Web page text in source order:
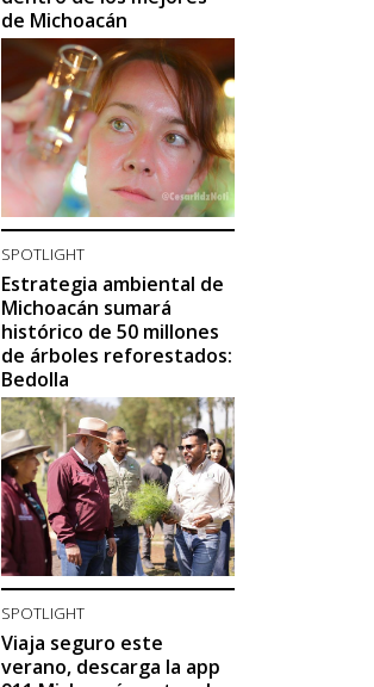
de Michoacán
SPOTLIGHT
Estrategia ambiental de
Michoacán sumará
histórico de 50 millones
de árboles reforestados:
Bedolla
SPOTLIGHT
Viaja seguro este
verano, descarga la app